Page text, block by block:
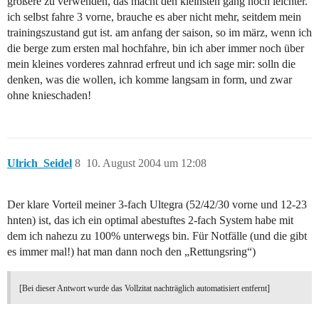
ich selbst fahre 3 vorne, brauche es aber nicht mehr, seitdem mein
trainingszustand gut ist. am anfang der saison, so im märz, wenn ich
die berge zum ersten mal hochfahre, bin ich aber immer noch über
mein kleines vorderes zahnrad erfreut und ich sage mir: solln die
denken, was die wollen, ich komme langsam in form, und zwar
ohne knieschaden!
Ulrich_Seidel 10. August 2004 um 12:08
8
Der klare Vorteil meiner 3-fach Ultegra (52/42/30 vorne und 12-23
hnten) ist, das ich ein optimal abestuftes 2-fach System habe mit
dem ich nahezu zu 100% unterwegs bin. Für Notfälle (und die gibt
es immer mal!) hat man dann noch den „Rettungsring“)
[Bei dieser Antwort wurde das Vollzitat nachträglich automatisiert entfernt]